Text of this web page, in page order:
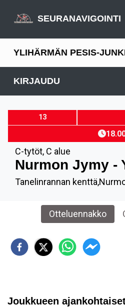
SEURANAVIGOINTI
YLIHÄRMÄN PESIS-
KIRJAUDU
13
C-tytöt, C alue
Nurmon Jymy -
Tanelinrannan
Otteluennakko
Joukkueen